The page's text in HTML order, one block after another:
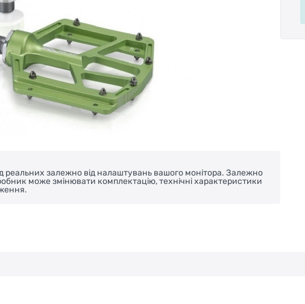
реальних залежно від налаштувань вашого монітора. Залежно
може змінювати комплектацію, технічні характеристики